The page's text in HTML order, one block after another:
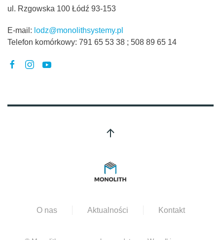
ul. Rzgowska 100 Łódź 93-153
E-mail: lodz@monolithsystemy.pl
Telefon komórkowy: 791 65 53 38 ; 508 89 65 14
O nas Aktualności Kontakt